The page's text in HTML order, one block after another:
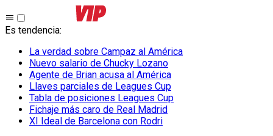
Es tendencia:
La verdad sobre Campaz al América
Nuevo salario de Chucky Lozano
Agente de Brian acusa al América
Llaves parciales de Leagues Cup
Tabla de posiciones Leagues Cup
Fichaje más caro de Real Madrid
XI Ideal de Barcelona con Rodri